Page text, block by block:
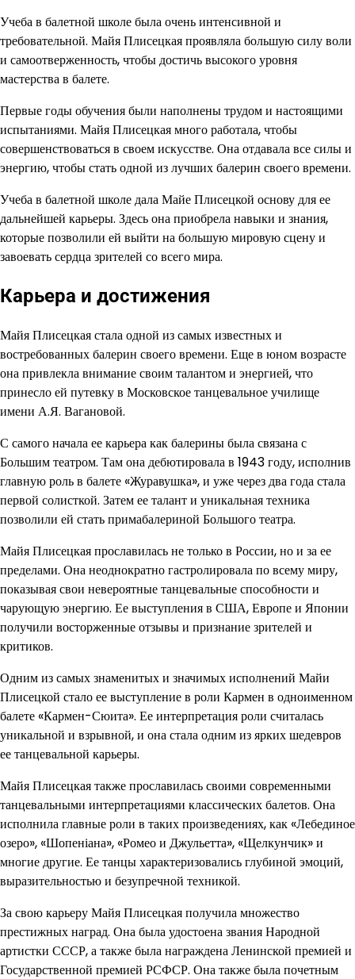
Учеба в балетной школе была очень интенсивной и
требовательной. Майя Плисецкая проявляла большую силу воли
и самоотверженность, чтобы достичь высокого уровня
мастерства в балете.
Первые годы обучения были наполнены трудом и настоящими
испытаниями. Майя Плисецкая много работала, чтобы
совершенствоваться в своем искусстве. Она отдавала все силы и
энергию, чтобы стать одной из лучших балерин своего времени.
Учеба в балетной школе дала Майе Плисецкой основу для ее
дальнейшей карьеры. Здесь она приобрела навыки и знания,
которые позволили ей выйти на большую мировую сцену и
завоевать сердца зрителей со всего мира.
Карьера и достижения
Майя Плисецкая стала одной из самых известных и
востребованных балерин своего времени. Еще в юном возрасте
она привлекла внимание своим талантом и энергией, что
принесло ей путевку в Московское танцевальное училище
имени А.Я. Вагановой.
С самого начала ее карьера как балерины была связана с
Большим театром. Там она дебютировала в 1943 году, исполнив
главную роль в балете «Журавушка», и уже через два года стала
первой солисткой. Затем ее талант и уникальная техника
позволили ей стать примабалериной Большого театра.
Майя Плисецкая прославилась не только в России, но и за ее
пределами. Она неоднократно гастролировала по всему миру,
показывая свои невероятные танцевальные способности и
чарующую энергию. Ее выступления в США, Европе и Японии
получили восторженные отзывы и признание зрителей и
критиков.
Одним из самых знаменитых и значимых исполнений Майи
Плисецкой стало ее выступление в роли Кармен в одноименном
балете «Кармен-Сюита». Ее интерпретация роли считалась
уникальной и взрывной, и она стала одним из ярких шедевров
ее танцевальной карьеры.
Майя Плисецкая также прославилась своими современными
танцевальными интерпретациями классических балетов. Она
исполнила главные роли в таких произведениях, как «Лебединое
озеро», «Шопеніана», «Ромео и Джульетта», «Щелкунчик» и
многие другие. Ее танцы характеризовались глубиной эмоций,
выразительностью и безупречной техникой.
За свою карьеру Майя Плисецкая получила множество
престижных наград. Она была удостоена звания Народной
артистки СССР, а также была награждена Ленинской премией и
Государственной премией РСФСР. Она также была почетным